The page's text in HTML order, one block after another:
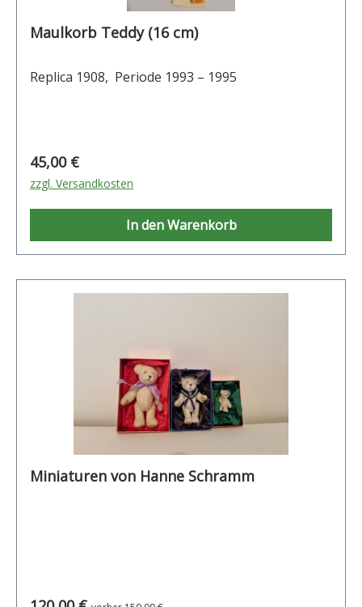
Maulkorb Teddy (16 cm)
Replica 1908, Periode 1993 – 1995
Regulärer Preis:
45,00 €
zzgl. Versandkosten
In den Warenkorb
Miniaturen von Hanne Schramm